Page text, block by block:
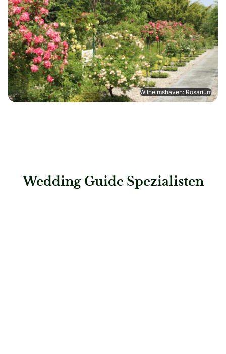
Wilhelmshaven: Rosarium
Wedding Guide Spezialisten